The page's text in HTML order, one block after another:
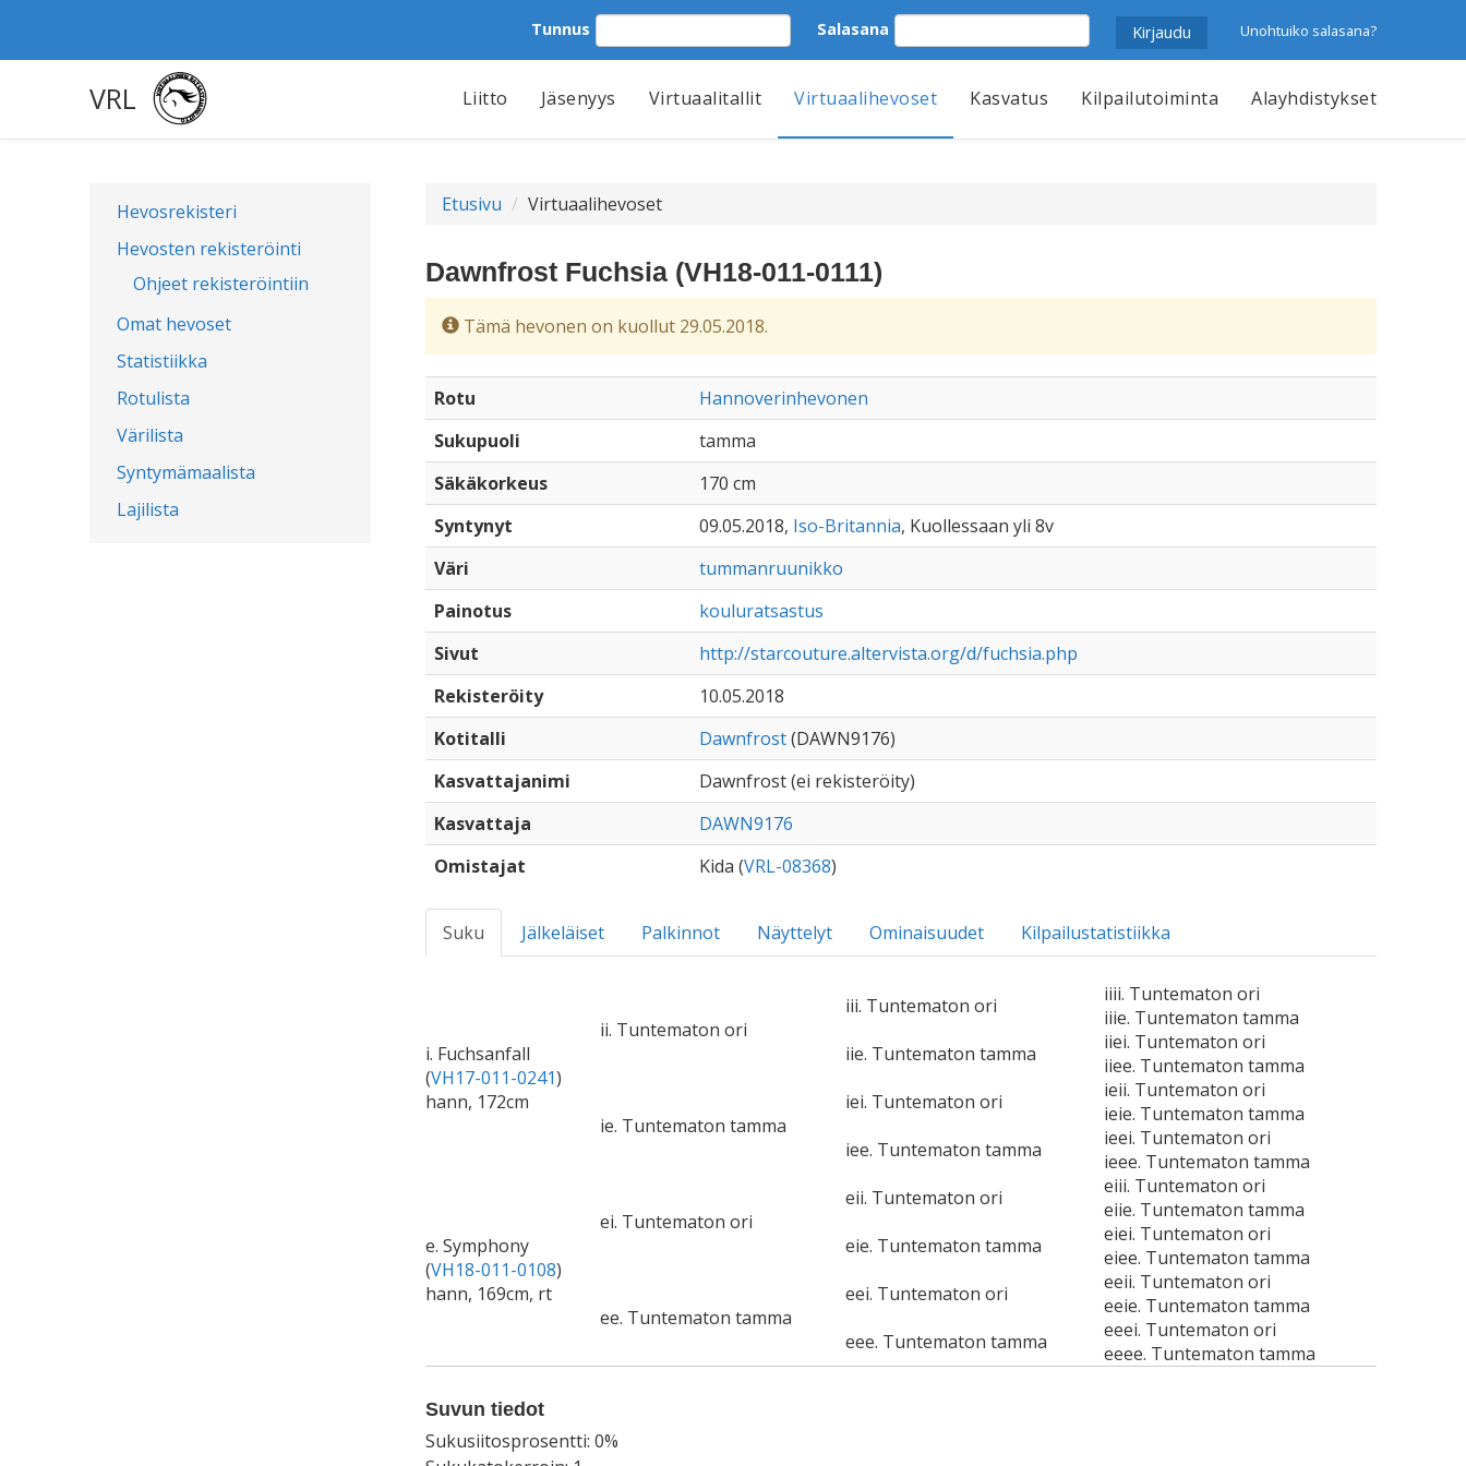
Tunnus Salasana Unohtuiko salasana?
VRL Liitto Jäsenyys Virtuaalitallit Virtuaalihevoset Kasvatus Kilpailutoiminta Alayhdistykset
Hevosrekisteri
Hevosten rekisteröinti
Ohjeet rekisteröintiin
Omat hevoset
Statistiikka
Rotulista
Värilista
Syntymämaalista
Lajilista
Etusivu Virtuaalihevoset
Dawnfrost Fuchsia (VH18-011-0111)
Tämä hevonen on kuollut 29.05.2018.
Rotu
Hannoverinhevonen
Sukupuoli
tamma
Säkäkorkeus
170 cm
Syntynyt
09.05.2018, Iso-Britannia, Kuollessaan yli 8v
Väri
tummanruunikko
Painotus
kouluratsastus
Sivut
http://starcouture.altervista.org/d/fuchsia.php
Rekisteröity
10.05.2018
Kotitalli
Dawnfrost(DAWN9176)
Kasvattajanimi
Dawnfrost (ei rekisteröity)
Kasvattaja
DAWN9176
Omistajat
Kida (VRL-08368)
Suku Jälkeläiset Palkinnot Näyttelyt Ominaisuudet Kilpailustatistiikka
i. Fuchsanfall
(VH17-011-0241)
hann, 172cm
ii. Tuntematon ori
iii. Tuntematon ori
iiii. Tuntematon ori
iiie. Tuntematon tamma
iie. Tuntematon tamma
iiei. Tuntematon ori
iiee. Tuntematon tamma
ie. Tuntematon tamma
iei. Tuntematon ori
ieii. Tuntematon ori
ieie. Tuntematon tamma
iee. Tuntematon tamma
ieei. Tuntematon ori
ieee. Tuntematon tamma
e. Symphony
(VH18-011-0108)
hann, 169cm, rt
ei. Tuntematon ori
eii. Tuntematon ori
eiii. Tuntematon ori
eiie. Tuntematon tamma
eie. Tuntematon tamma
eiei. Tuntematon ori
eiee. Tuntematon tamma
ee. Tuntematon tamma
eei. Tuntematon ori
eeii. Tuntematon ori
eeie. Tuntematon tamma
eee. Tuntematon tamma
eeei. Tuntematon ori
eeee. Tuntematon tamma
Suvun tiedot
Sukusiitosprosentti: 0%